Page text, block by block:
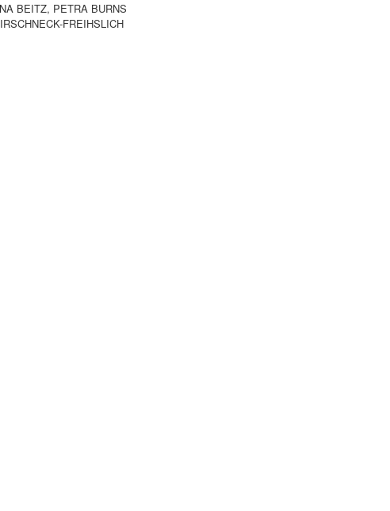
BEITZ, PETRA BURNS
FREIHSLICH